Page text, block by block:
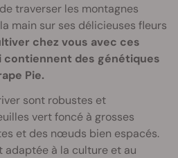
traverser les montagnes
main sur ses délicieuses fleurs
chez vous avec ces
contiennent des génétiques
Pie.
sont robustes et
vert foncé à grosses
et des nœuds bien espacés.
à la culture et au